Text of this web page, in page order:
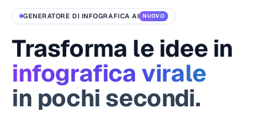
GENERATORE DI INFOGRAFICA AI NUOVO
Trasforma le idee in
infografica virale
in pochi secondi.